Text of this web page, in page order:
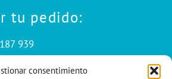
consentimiento
tu pedido:
939
info@cuentaconello.com